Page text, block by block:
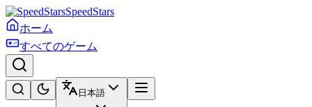
SpeedStars
ホーム
すべてのゲーム
日本語